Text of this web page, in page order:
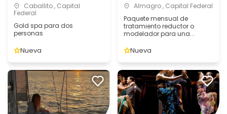
Caballito , Capital
Federal
Gold spa para dos
personas
Nueva
Almagro , Capital Federal
Paquete mensual de
tratamiento reductor o
modelador para una...
Nueva